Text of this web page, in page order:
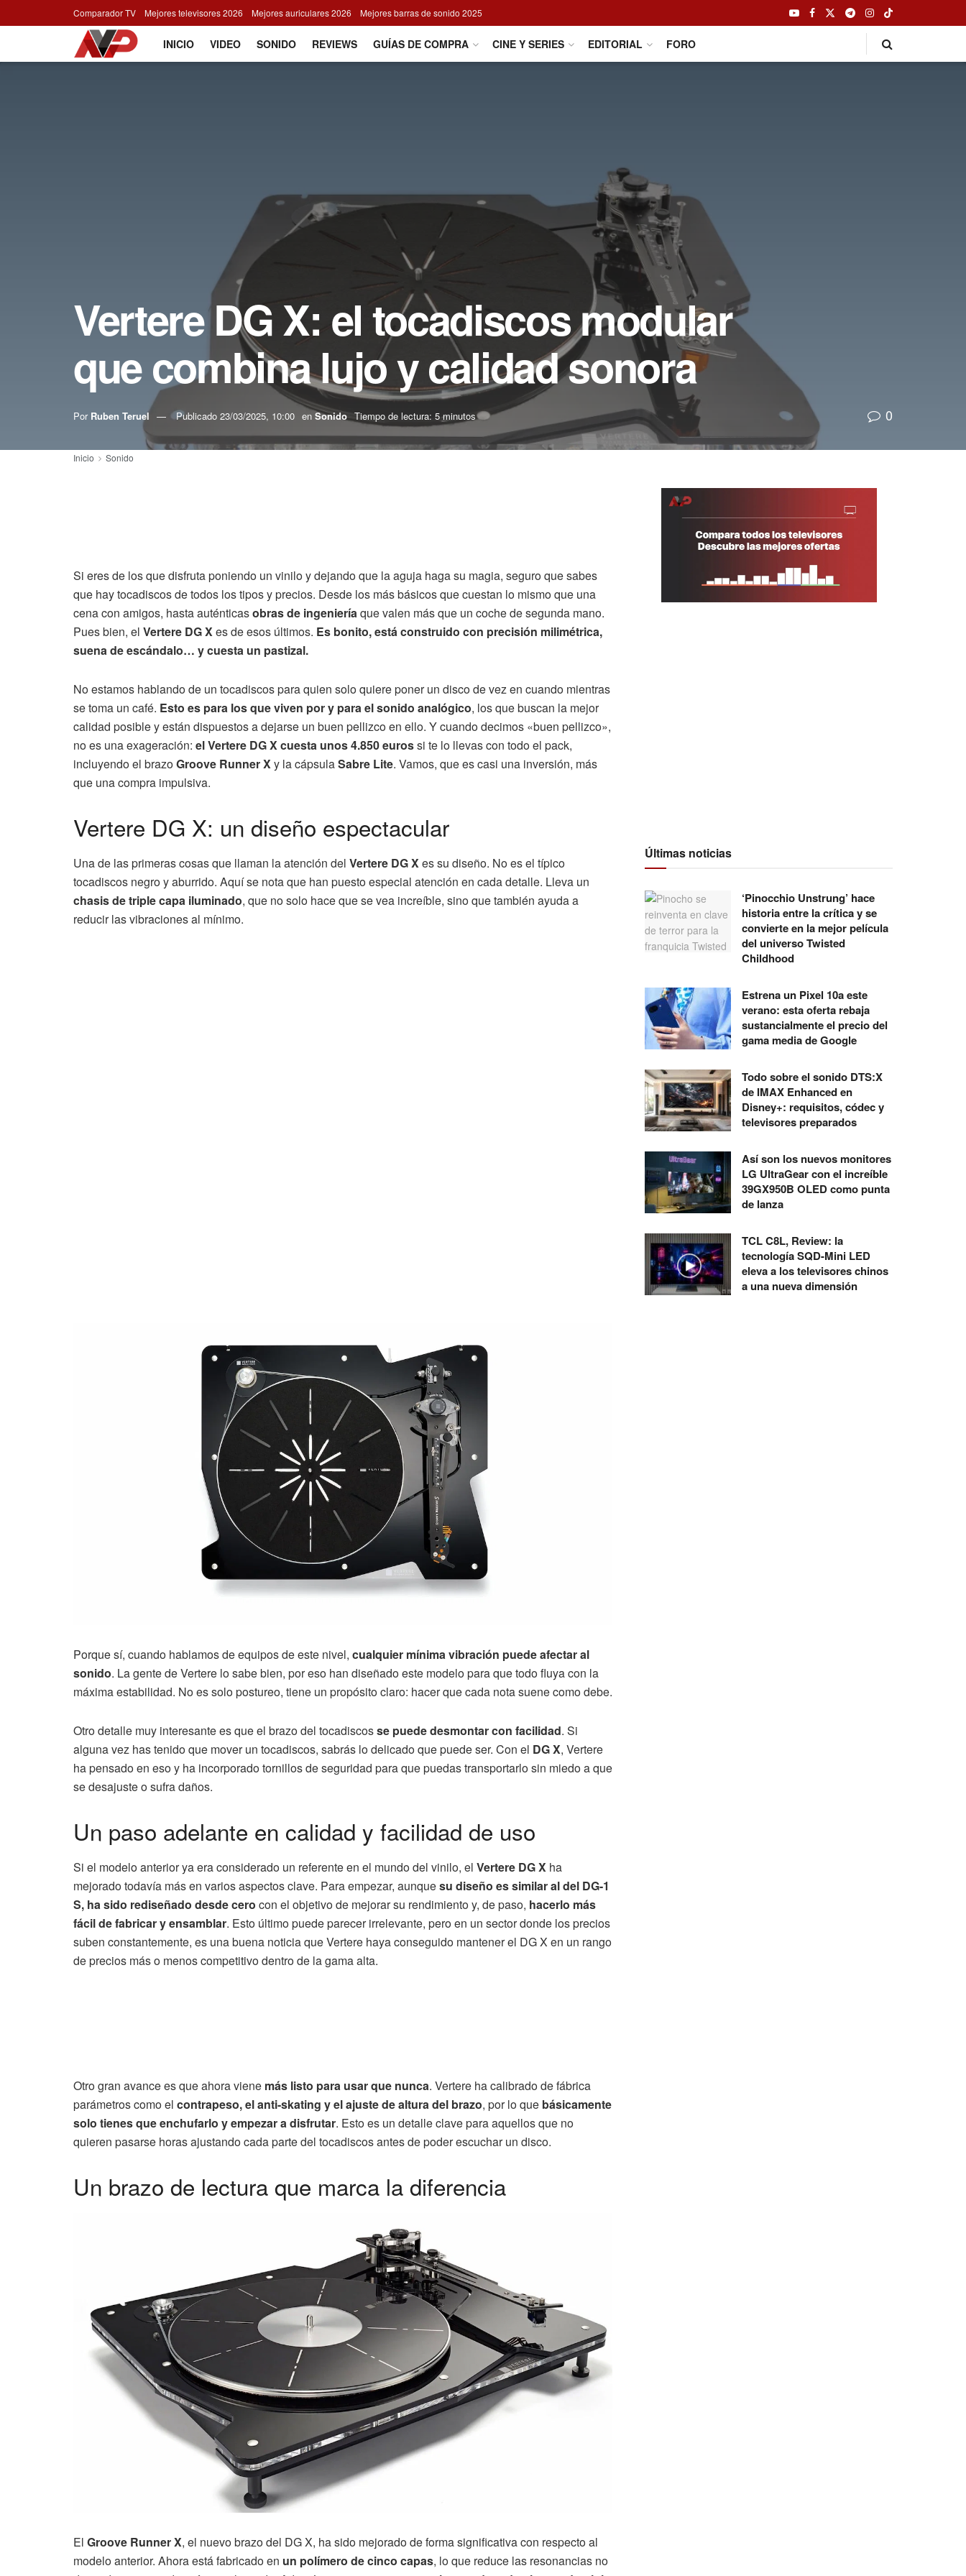
Comparador TV Mejores televisores 2026 Mejores auriculares 2026 Mejores barras de sonido 2025
INICIO VIDEO SONIDO REVIEWS GUÍAS DE COMPRA CINE Y SERIES EDITORIAL FORO
Vertere DG X: el tocadiscos modular
que combina lujo y calidad sonora
Por Ruben Teruel Publicado 23/03/2025, 10:00 en Sonido Tiempo de lectura: 5 minutos 0
Inicio Sonido
Si eres de los que disfruta poniendo un vinilo y dejando que la aguja haga su magia, seguro que sabes
que hay tocadiscos de todos los tipos y precios. Desde los más básicos que cuestan lo mismo que una
cena con amigos, hasta auténticasobras de ingenieríaque valen más que un coche de segunda mano.
Pues bien, el Vertere DG Xes de esos últimos. Es bonito, está construido con precisión milimétrica,
suena de escándalo… y cuesta un pastizal.
No estamos hablando de un tocadiscos para quien solo quiere poner un disco de vez en cuando mientras
se toma un café. Esto es para los que viven por y para el sonido analógico, los que buscan la mejor
calidad posible y están dispuestos a dejarse un buen pellizco en ello. Y cuando decimos «buen pellizco»,
no es una exageración: el Vertere DG X cuesta unos 4.850 eurossi te lo llevas con todo el pack,
incluyendo el brazoGroove Runner Xy la cápsulaSabre Lite. Vamos, que es casi una inversión, más
que una compra impulsiva.
Vertere DG X: un diseño espectacular
Una de las primeras cosas que llaman la atención del Vertere DG Xes su diseño. No es el típico
tocadiscos negro y aburrido. Aquí se nota que han puesto especial atención en cada detalle. Lleva un
chasis de triple capa iluminado, que no solo hace que se vea increíble, sino que también ayuda a
reducir las vibraciones al mínimo.
Porque sí, cuando hablamos de equipos de este nivel, cualquier mínima vibración puede afectar al
sonido. La gente de Vertere lo sabe bien, por eso han diseñado este modelo para que todo fluya con la
máxima estabilidad. No es solo postureo, tiene un propósito claro: hacer que cada nota suene como debe.
Otro detalle muy interesante es que el brazo del tocadiscosse puede desmontar con facilidad. Si
alguna vez has tenido que mover un tocadiscos, sabrás lo delicado que puede ser. Con el DG X, Vertere
ha pensado en eso y ha incorporado tornillos de seguridad para que puedas transportarlo sin miedo a que
se desajuste o sufra daños.
Un paso adelante en calidad y facilidad de uso
Si el modelo anterior ya era considerado un referente en el mundo del vinilo, el Vertere DG X ha
mejorado todavía más en varios aspectos clave. Para empezar, aunquesu diseño es similar al del DG-1
S, ha sido rediseñado desde cero con el objetivo de mejorar su rendimiento y, de paso, hacerlo más
fácil de fabricar y ensamblar. Esto último puede parecer irrelevante, pero en un sector donde los precios
suben constantemente, es una buena noticia que Vertere haya conseguido mantener el DG X en un rango
de precios más o menos competitivo dentro de la gama alta.
Otro gran avance es que ahora viene más listo para usar que nunca. Vertere ha calibrado de fábrica
parámetros como el contrapeso, el anti-skating y el ajuste de altura del brazo, por lo que básicamente
solo tienes que enchufarlo y empezar a disfrutar. Esto es un detalle clave para aquellos que no
quieren pasarse horas ajustando cada parte del tocadiscos antes de poder escuchar un disco.
Un brazo de lectura que marca la diferencia
El Groove Runner X, el nuevo brazo del DG X, ha sido mejorado de forma significativa con respecto al
modelo anterior. Ahora está fabricado en un polímero de cinco capas, lo que reduce las resonancias no
Últimas noticias
‘Pinocchio Unstrung’ hace
historia entre la crítica y se
convierte en la mejor película
del universo Twisted
Childhood
Estrena un Pixel 10a este
verano: esta oferta rebaja
sustancialmente el precio del
gama media de Google
Todo sobre el sonido DTS:X
de IMAX Enhanced en
Disney+: requisitos, códec y
televisores preparados
Así son los nuevos monitores
LG UltraGear con el increíble
39GX950B OLED como punta
de lanza
TCL C8L, Review: la
tecnología SQD-Mini LED
eleva a los televisores chinos
a una nueva dimensión